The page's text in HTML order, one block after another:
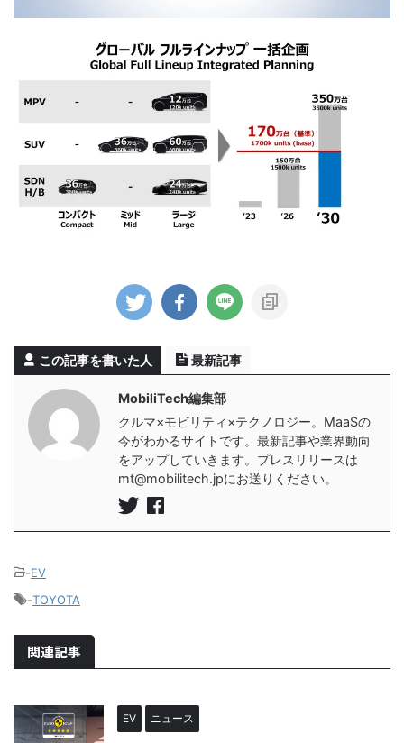
この記事を書いた人 最新記事
MobiliTech編集部
クルマ×モビリティ×テクノロジー。MaaSの
今がわかるサイトです。最新記事や業界動向
をアップしていきます。プレスリリースは
mt@mobilitech.jpにお送りください。
-EV
-TOYOTA
関連記事
EV ニュース